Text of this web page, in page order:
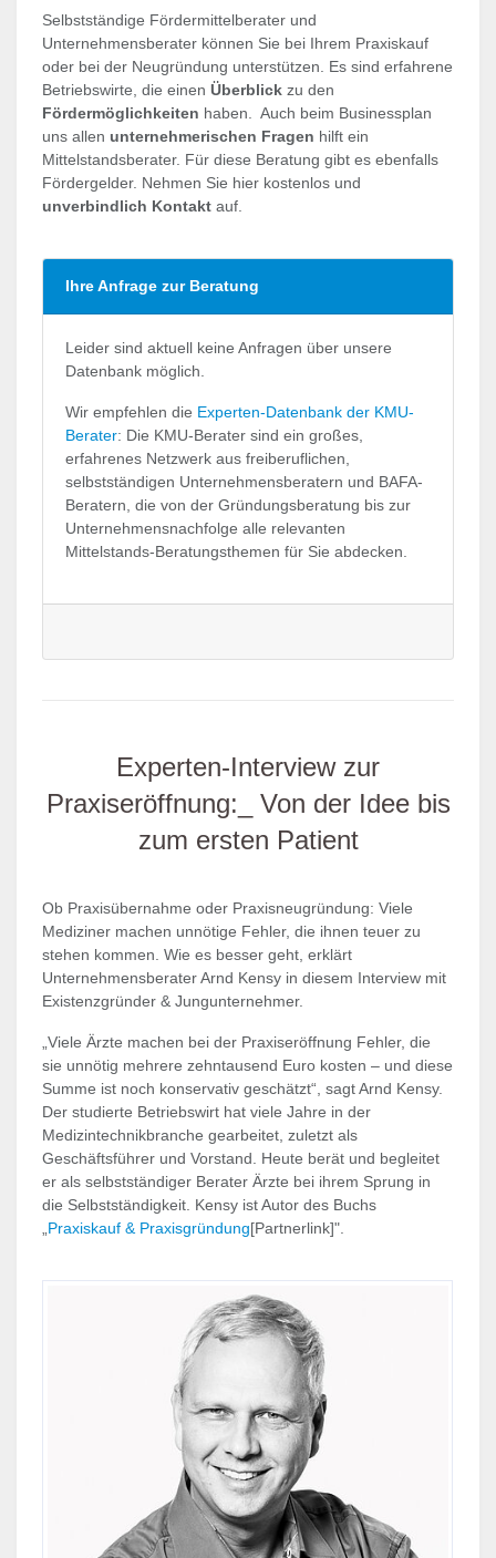
Selbstständige Fördermittelberater und
Unternehmensberater können Sie bei Ihrem Praxiskauf
oder bei der Neugründung unterstützen. Es sind erfahrene
Betriebswirte, die einenÜberblick zu den
Fördermöglichkeiten haben. Auch beim Businessplan
uns allen unternehmerischen Fragen hilft ein
Mittelstandsberater. Für diese Beratung gibt es ebenfalls
Fördergelder. Nehmen Sie hier kostenlos und
unverbindlich Kontakt auf.
Ihre Anfrage zur Beratung
Leider sind aktuell keine Anfragen über unsere
Datenbank möglich.
Wir empfehlen die Experten-Datenbank der KMU-
Berater: Die KMU-Berater sind ein großes,
erfahrenes Netzwerk aus freiberuflichen,
selbstständigen Unternehmensberatern und BAFA-
Beratern, die von der Gründungsberatung bis zur
Unternehmensnachfolge alle relevanten
Mittelstands-Beratungsthemen für Sie abdecken.
Experten-Interview zur
Praxiseröffnung:_ Von der Idee bis
zum ersten Patient
Ob Praxisübernahme oder Praxisneugründung: Viele
Mediziner machen unnötige Fehler, die ihnen teuer zu
stehen kommen. Wie es besser geht, erklärt
Unternehmensberater Arnd Kensy in diesem Interview mit
Existenzgründer & Jungunternehmer.
„Viele Ärzte machen bei der Praxiseröffnung Fehler, die
sie unnötig mehrere zehntausend Euro kosten – und diese
Summe ist noch konservativ geschätzt“, sagt Arnd Kensy.
Der studierte Betriebswirt hat viele Jahre in der
Medizintechnikbranche gearbeitet, zuletzt als
Geschäftsführer und Vorstand. Heute berät und begleitet
er als selbstständiger Berater Ärzte bei ihrem Sprung in
die Selbstständigkeit. Kensy ist Autor des Buchs
Praxiskauf & Praxisgründung[Partnerlink]".